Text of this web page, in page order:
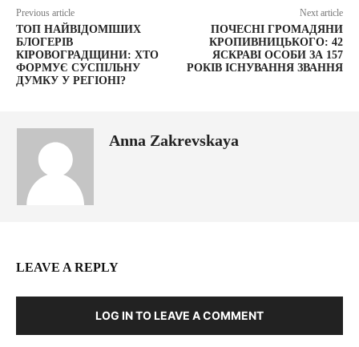
Previous article
ТОП НАЙВІДОМІШИХ
БЛОГЕРІВ
КІРОВОГРАДЩИНИ: ХТО
ФОРМУЄ СУСПІЛЬНУ
ДУМКУ У РЕГІОНІ?
Next article
ПОЧЕСНІ ГРОМАДЯНИ
КРОПИВНИЦЬКОГО: 42
ЯСКРАВІ ОСОБИ ЗА 157
РОКІВ ІСНУВАННЯ ЗВАННЯ
Anna Zakrevskaya
LEAVE A REPLY
LOG IN TO LEAVE A COMMENT